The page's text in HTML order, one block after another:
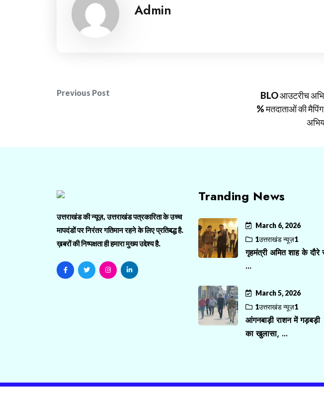
Admin
Post
Previous Post
BLO आउटरीच
% मतदाताओं की
उत्तराखंड की न्यूज़, उत्तराखंड पत्रकारिता के उच्च
मापदंडों पर निरंतर गतिमान रहने के लिए प्रतिबद्ध है.
ख़बरों की निष्पक्षता ही हमारा मुख्य उद्देश्य है.
Tranding News
March 6, 2026
1उत्तराखंड न्यूज़1
गृहमंत्री अमित शाह के दौरे
...
March 5, 2026
1उत्तराखंड न्यूज़1
आंगनबाड़ी राशन में गड़बड़ी
का खुलासा, ...